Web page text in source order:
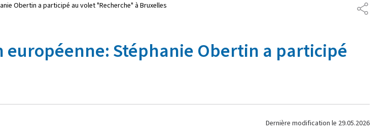
P
A
Obertin a participé au volet "Recherche" à Bruxelles
Stéphanie Obertin a participé
Dernière modification le 29.05.2026